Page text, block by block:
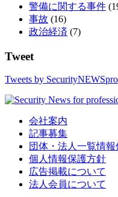
警備に関する事件
事故 (16)
政治経済 (7)
Tweet
Tweets by SecurityNEWSpro
会社案内
記事募集
団体・法人一覧情
個人情報保護方針
広告掲載について
法人会員について